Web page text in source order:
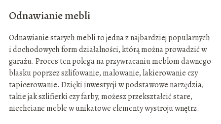
Odnawianie mebli
Odnawianie starych mebli to jedna z najbardziej popularnych
i dochodowych form działalności, którą można prowadzić w
garażu. Proces ten polega na przywracaniu meblom dawnego
blasku poprzez szlifowanie, malowanie, lakierowanie czy
tapicerowanie. Dzięki inwestycji w podstawowe narzędzia,
takie jak szlifierki czy farby, możesz przekształcić stare,
niechciane meble w unikatowe elementy wystroju wnętrz.